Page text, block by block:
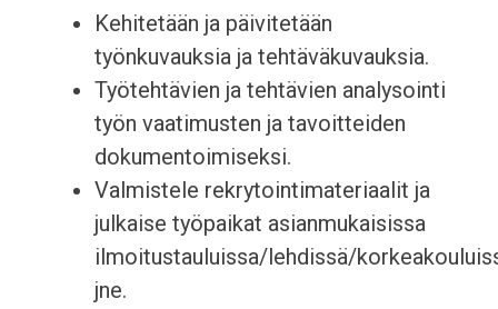
Kehitetään ja päivitetään
työnkuvauksia ja tehtäväkuvauksia.
Työtehtävien ja tehtävien analysointi
työn vaatimusten ja tavoitteiden
dokumentoimiseksi.
Valmistele rekrytointimateriaalit ja
julkaise työpaikat asianmukaisissa
ilmoitustauluissa/lehdissä/
jne.